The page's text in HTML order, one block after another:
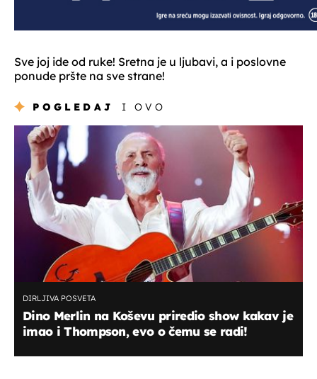
Sve joj ide od ruke! Sretna je u ljubavi, a i poslovne
ponude pršte na sve strane!
POGLEDAJ I OVO
DIRLJIVA POSVETA
Dino Merlin na Koševu priredio show kakav je
imao i Thompson, evo o čemu se radi!